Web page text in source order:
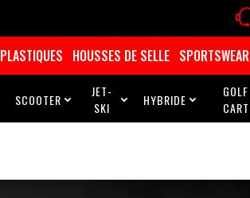
PLASTIQUES HOUSSES DE SELLE SPORTSWEAR
SCOOTER 
JET-
SKI
 HYBRIDE 
GOLF
CART